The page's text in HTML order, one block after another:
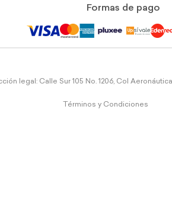
Formas de pago
legal: Calle Sur 105 No. 1206, Col
Términos y Condiciones